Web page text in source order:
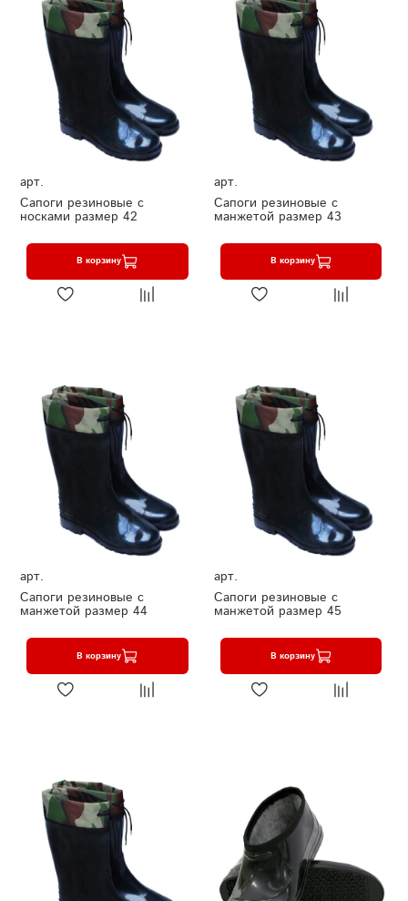
арт.
Сапоги резиновые с
носками размер 42
В корзину
арт.
Сапоги резиновые с
манжетой размер 43
В корзину
арт.
Сапоги резиновые с
манжетой размер 44
В корзину
арт.
Сапоги резиновые с
манжетой размер 45
В корзину